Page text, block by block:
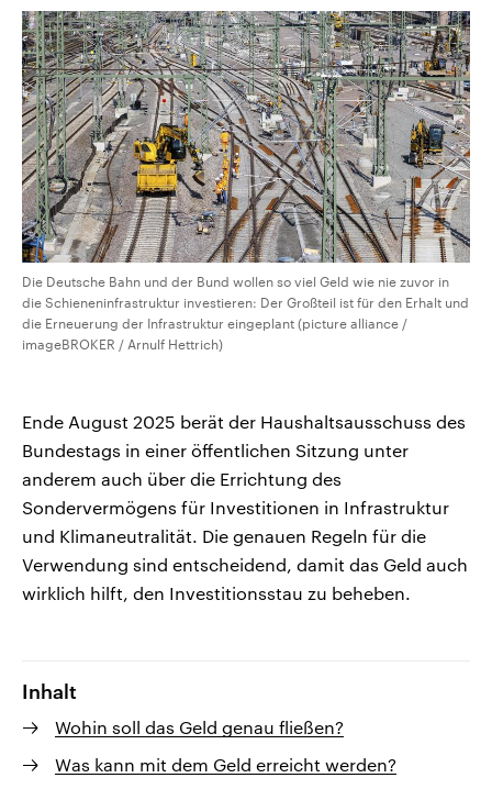
Die Deutsche Bahn und der Bund wollen so viel Geld wie nie zuvor in
die Schieneninfrastruktur investieren: Der Großteil ist für den Erhalt und
die Erneuerung der Infrastruktur eingeplant (picture alliance /
imageBROKER / Arnulf Hettrich)
Ende August 2025 berät der Haushaltsausschuss des
Bundestags in einer öffentlichen Sitzung unter
anderem auch über die Errichtung des
Sondervermögens für Investitionen in Infrastruktur
und Klimaneutralität. Die genauen Regeln für die
Verwendung sind entscheidend, damit das Geld auch
wirklich hilft, den Investitionsstau zu beheben.
Inhalt
Wohin soll das Geld genau fließen?
Was kann mit dem Geld erreicht werden?